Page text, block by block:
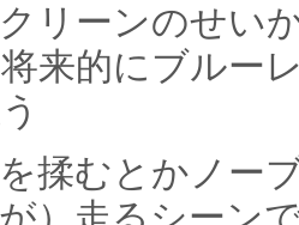
リーンのせい
来的にブルー
揉むとかノー